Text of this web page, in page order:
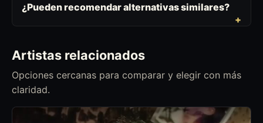
¿Pueden recomendar alternativas similares?
Artistas relacionados
Opciones cercanas para comparar y elegir con más
claridad.